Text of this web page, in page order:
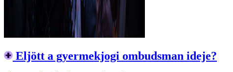
Eljött a gyermekjogi ombudsman ideje?